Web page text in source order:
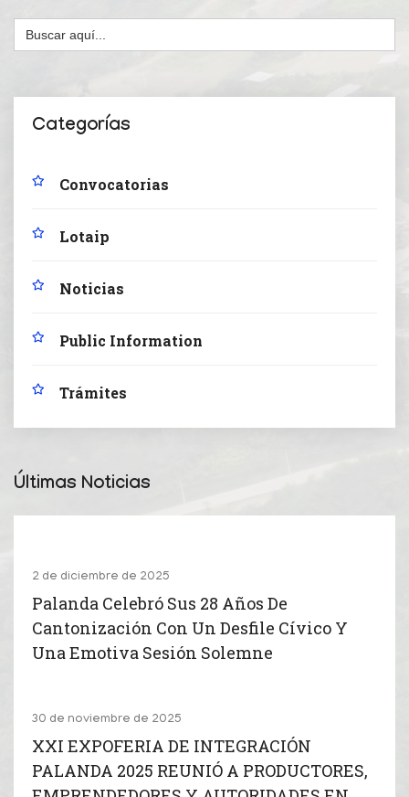
Buscar:
Categorías
Convocatorias
Lotaip
Noticias
Public Information
Trámites
Últimas Noticias
2 de diciembre de 2025
Palanda Celebró Sus 28 Años De
Cantonización Con Un Desfile Cívico Y
Una Emotiva Sesión Solemne
30 de noviembre de 2025
XXI EXPOFERIA DE INTEGRACIÓN
PALANDA 2025 REUNIÓ A PRODUCTORES,